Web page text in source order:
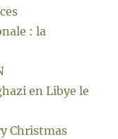
: la
en Libye le
Christmas